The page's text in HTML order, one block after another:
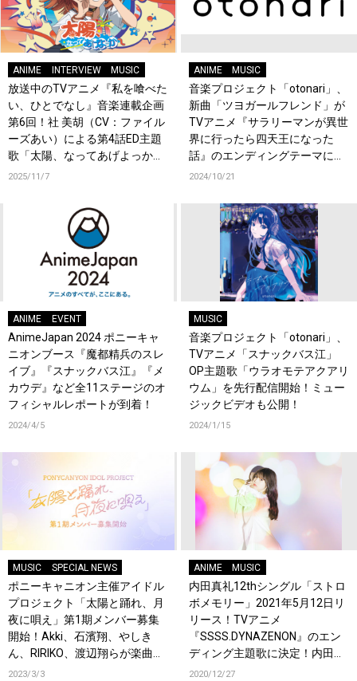
ANIME INTERVIEW MUSIC
放送中のTVアニメ『私を喰べた
い、ひとでなし』音楽連載企画
第6回！社 美胡（CV：ファイル
ーズあい）による第4話ED主題
歌「太陽、なってあげよっか？
♡」エンディング映像ディレク
2025/11/7
ANIME MUSIC
音楽プロジェクト「otonari」、
新曲「ツヨガールフレンド」が
TVアニメ『サラリーマンが異世
界に行ったら四天王になった
話』のエンディングテーマに決
定！
2024/10/21
ANIME EVENT
AnimeJapan 2024 ポニーキャ
ニオンブース『魔都精兵のスレ
イブ』『スナックバス江』『メ
カウデ』など全11ステージのオ
フィシャルレポートが到着！
2024/4/5
MUSIC
音楽プロジェクト「otonari」、
TVアニメ「スナックバス江」
OP主題歌「ウラオモテアクアリ
ウム」を先行配信開始！ミュー
ジックビデオも公開！
2024/1/15
MUSIC SPECIAL NEWS
ポニーキャニオン主催アイドル
プロジェクト「太陽と踊れ、月
夜に唄え」第1期メンバー募集
開始！Akki、石濱翔、やしき
ん、RIRIKO、渡辺翔らが楽曲提
供！
2023/3/3
ANIME MUSIC
内田真礼12thシングル「ストロ
ボメモリー」2021年5月12日リ
リース！TVアニメ
『SSSS.DYNAZENON』のエン
ディング主題歌に決定！内田真
礼&RIRIKOからのメッセージも
2020/12/27